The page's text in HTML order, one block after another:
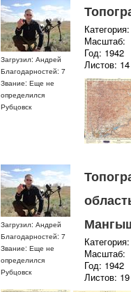
Загрузил: Андрей
Благодарностей: 7
Звание: Еще не
определился
Рубцовск
Масштаб:
Год: 1942
Листов: 14
Загрузил: Андрей
Благодарностей: 7
Звание: Еще не
определился
Рубцовск
Масштаб:
Год: 1942
Листов: 19